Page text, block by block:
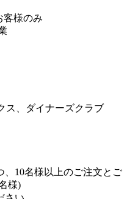
客様のみ
ス、ダイナーズクラブ
10名様以上のご注文とご
様)